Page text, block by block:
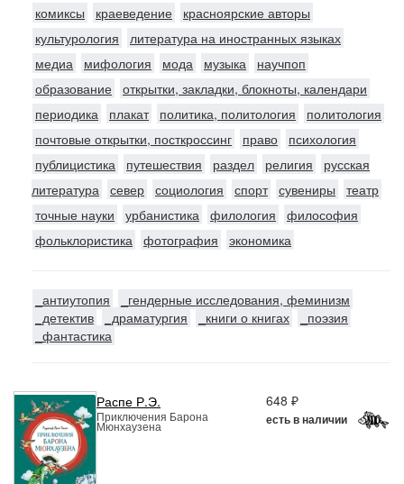
комиксы
краеведение
красноярские авторы
культурология
литература на иностранных языках
медиа
мифология мода музыка
научпоп
образование открытки, закладки, блокноты, календари
периодика
плакат политика, политология
политология
почтовые открытки, посткроссинг
право
психология
публицистика
путешествия раздел религия
русская
литература север социология спорт сувениры
театр
точные науки
урбанистика филология
философия
фольклористика фотография экономика
_антиутопия
_гендерные исследования, феминизм
_детектив
_драматургия _книги о книгах
_поэзия
_фантастика
Распе Р.Э.
Приключения Барона
Мюнхаузена
648 ₽
есть в наличии